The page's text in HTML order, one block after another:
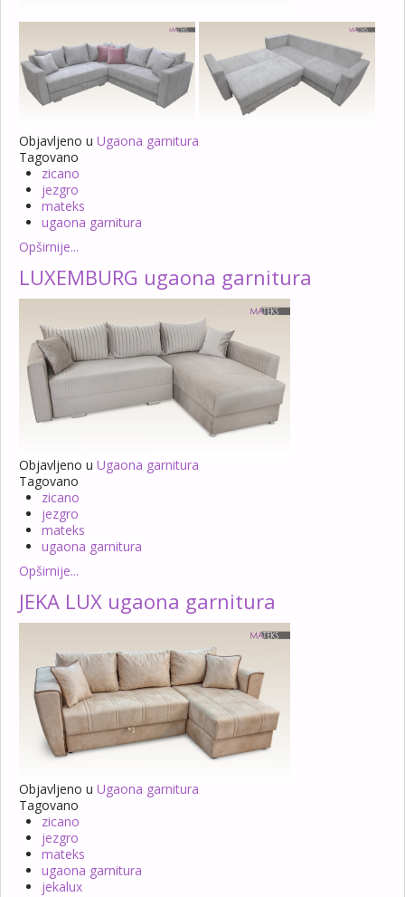
Objavljeno u Ugaona garnitura
Tagovano
zicano
jezgro
mateks
ugaona garnitura
Opširnije...
LUXEMBURG ugaona garnitura
Objavljeno u Ugaona garnitura
Tagovano
zicano
jezgro
mateks
ugaona garnitura
Opširnije...
JEKA LUX ugaona garnitura
Objavljeno u Ugaona garnitura
Tagovano
zicano
jezgro
mateks
ugaona garnitura
jekalux